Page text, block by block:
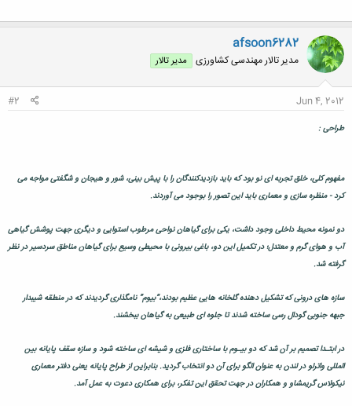
afsoon6282
مدیر تالار مهندسی كشاورزی مدیر تالار
Jun 4, 2012
#2
طراحی :
مفهوم کلی، خلق تجربه ای نو بود که باید بازدیدکنندگان را با پیش بینی، شور و هیجان و شگفتی مواجه می
کرد - منظره سازی و معماری باید این تصور را بوجود می آوردند.
دو نمونه محیط داخلی وجود داشت، یکی برای گیاهان نواحی مرطوب استوایی و دیگری جهت پوشش گیاهی
آب و هوای گرم و معتدل؛ در تکمیل این دو، باغی بیرونی با محیطی وسیع برای گیاهان مناطق سردسیر در نظر
گرفته شد.
سازه های درونی که تشکیل دهنده گلخانه هایی عظیم بودند،“بیوم” نامگذاری گردیدند که در منطقه شیبدار
جبهه جنوبی گودال رسی ساخته شدند تا جلوه ای طبیعی به گیاهان ببخشند.
در ابتـدا تصمیم بر آن شد که دو بیـوم با ساختاری فلزی و شیشه ای ساخته شود و سازه سقف پایانه بین
المللی واترلو در لندن به عنوان الگو برای آن دو انتخاب گردید. بنابراین از طراح پایانه یعنی دفتر معماری
نیکولاس گریمشاو و همکاران در جهت تحقق این تفکر، برای همکاری دعوت به عمل آمد.